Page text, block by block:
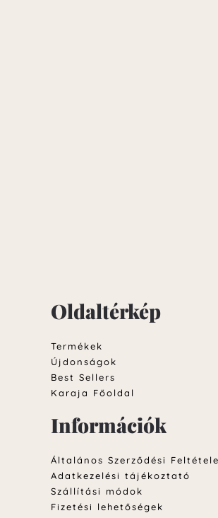
Oldaltérkép
Termékek
Újdonságok
Best Sellers
Karaja Főoldal
Információk
Általános Szerződési
Adatkezelési tájékoztató
Szállítási módok
Fizetési lehetőségek